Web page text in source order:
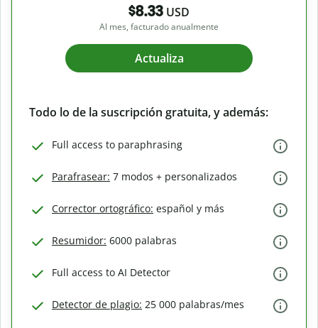
$8.33 USD
Al mes, facturado anualmente
Actualiza
Todo lo de la suscripción gratuita, y además:
Full access to paraphrasing
Parafrasear: 7 modos + personalizados
Corrector ortográfico: español y más
Resumidor: 6000 palabras
Full access to AI Detector
Detector de plagio: 25 000 palabras/mes